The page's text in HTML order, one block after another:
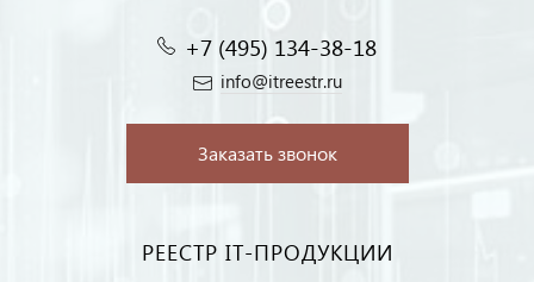
+7 (495) 134-38-18‬
info@itreestr.ru
Заказать звонок
РЕЕСТР IT-ПРОДУКЦИИ